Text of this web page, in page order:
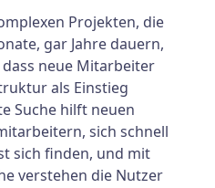
Projekten, die
gar Jahre dauern,
neue Mitarbeiter
als Einstieg
Suche hilft neuen
sich schnell
sich finden, und mit
verstehen die Nutzer